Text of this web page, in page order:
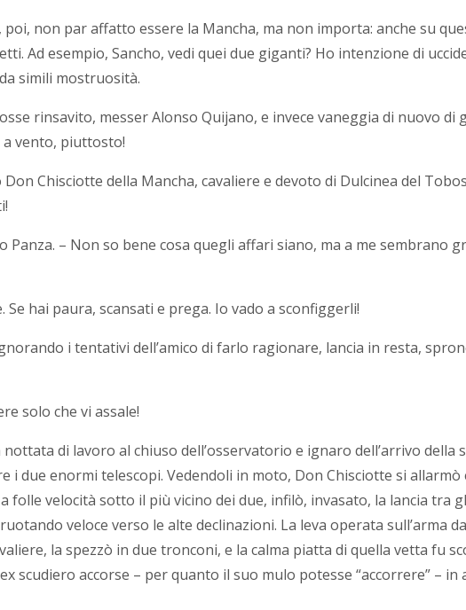
poi, non par affatto essere la Mancha, ma non importa: anche su
Ad esempio, Sancho, vedi quei due giganti? Ho intenzione di
simili mostruosità.
rinsavito, messer Alonso Quijano, e invece vaneggia di nuovo di
a vento, piuttosto!
Chisciotte della Mancha, cavaliere e devoto di Dulcinea del
Panza. – Non so bene cosa quegli affari siano, ma a me sembrano
hai paura, scansati e prega. Io vado a sconfiggerli!
i tentativi dell’amico di farlo ragionare, lancia in resta,
solo che vi assale!
di lavoro al chiuso dell’osservatorio e ignaro dell’arrivo della
i due enormi telescopi. Vedendoli in moto, Don Chisciotte si allarmò
folle velocità sotto il più vicino dei due, infilò, invasato, la lancia tra
veloce verso le alte declinazioni. La leva operata sull’arma
la spezzò in due tronconi, e la calma piatta di quella vetta fu
scudiero accorse – per quanto il suo mulo potesse “accorrere” –